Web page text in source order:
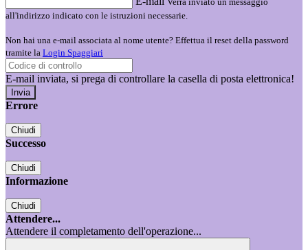
all'indirizzo indicato con le istruzioni necessarie.
Non hai una e-mail associata al nome utente? Effettua il reset della password
tramite la Login Spaggiari
E-mail inviata, si prega di controllare la casella di posta elettronica!
Errore
Chiudi
Successo
Chiudi
Informazione
Chiudi
Attendere...
Attendere il completamento dell'operazione...